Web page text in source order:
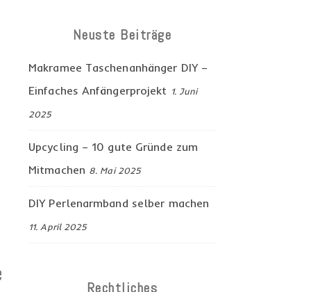
Neuste Beiträge
Makramee Taschenanhänger DIY –
Einfaches Anfängerprojekt 1. Juni
2025
Upcycling – 10 gute Gründe zum
Mitmachen 8. Mai 2025
DIY Perlenarmband selber machen
11. April 2025
Rechtliches